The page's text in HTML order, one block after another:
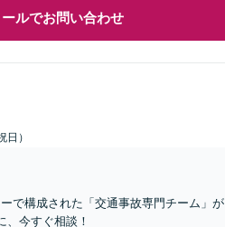
ールでお問い合わせ
）
で構成された「交通事故専門チーム」が
今すぐ相談！